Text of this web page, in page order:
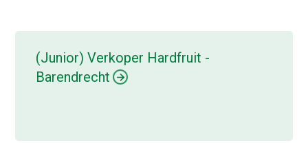
(Junior) Verkoper Hardfruit -
Barendrecht